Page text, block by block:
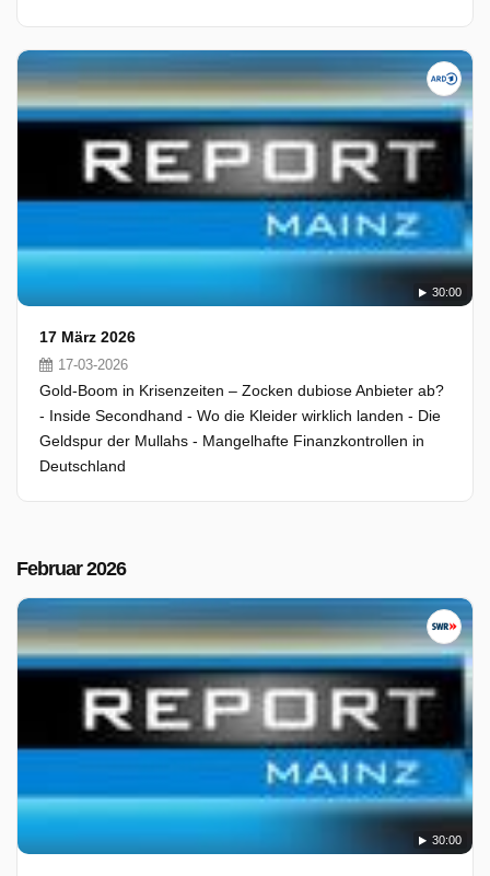
30:00
17 März 2026
17-03-2026
Gold-Boom in Krisenzeiten – Zocken dubiose Anbieter ab?
- Inside Secondhand - Wo die Kleider wirklich landen - Die
Geldspur der Mullahs - Mangelhafte Finanzkontrollen in
Deutschland
Februar 2026
30:00